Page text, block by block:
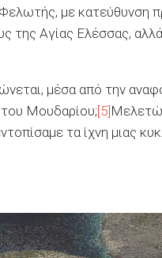
με κατεύθυνση
της Αγίας Ελέσσας,
μέσα από την
του Μουδαρίου;[5]
τα ίχνη μιας